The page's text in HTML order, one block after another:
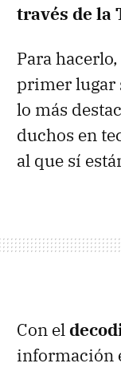
través de la
Para
primer lugar
lo más
duchos en
al que sí
Con el
información